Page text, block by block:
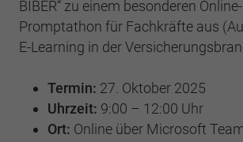
BIBER“ zu einem besonderen
Promptathon für Fachkräfte aus
E-Learning in der
Termin: 27. Oktober 2025
Uhrzeit: 9:00 – 12:00 Uhr
Ort: Online über Microsoft
Laufzeit Sitzungsende
Speicherung der Benutzer-
Anbieter Google Analytics
Zweck
Registriert eine eindeutige
wird, um statistische Daten
Besucher die Website